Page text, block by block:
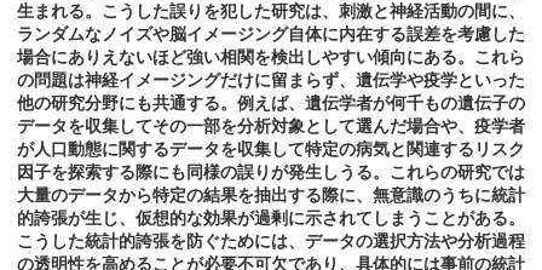
生まれる。こうした誤りを犯した研究は、刺激と神経活動の間に、
ランダムなノイズや脳イメージング自体に内在する誤差を考慮した
場合にありえないほど強い相関を検出しやすい傾向にある。これら
の問題は神経イメージングだけに留まらず、遺伝学や疫学といった
他の研究分野にも共通する。例えば、遺伝学者が何千もの遺伝子の
データを収集してその一部を分析対象として選んだ場合や、疫学者
が人口動態に関するデータを収集して特定の病気と関連するリスク
因子を探索する際にも同様の誤りが発生しうる。これらの研究では
大量のデータから特定の結果を抽出する際に、無意識のうちに統計
的誇張が生じ、仮想的な効果が過剰に示されてしまうことがある。
こうした統計的誇張を防ぐためには、データの選択方法や分析過程
の透明性を高めることが必要不可欠であり、具体的には事前の統計